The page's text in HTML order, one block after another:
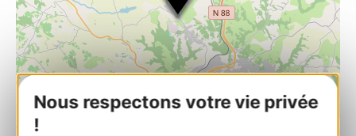
Nous respectons votre vie privée
!